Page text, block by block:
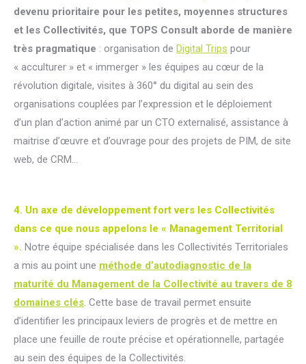
devenu prioritaire pour les petites, moyennes structures
et les Collectivités, que TOPS Consult aborde de manière
très pragmatique : organisation de Digital Trips pour
« acculturer » et « immerger » les équipes au cœur de la
révolution digitale, visites à 360° du digital au sein des
organisations couplées par l’expression et le déploiement
d’un plan d’action animé par un CTO externalisé, assistance à
maitrise d’œuvre et d’ouvrage pour des projets de PIM, de site
web, de CRM…
4. Un axe de développement fort vers les Collectivités
dans ce que nous appelons le « Management Territorial
». Notre équipe spécialisée dans les Collectivités Territoriales
a mis au point une méthode d’autodiagnostic de la
maturité du Management de la Collectivité au travers de 8
domaines clés. Cette base de travail permet ensuite
d’identifier les principaux leviers de progrès et de mettre en
place une feuille de route précise et opérationnelle, partagée
au sein des équipes de la Collectivités.